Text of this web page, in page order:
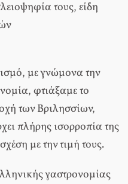
τους, είδη
με γνώμονα την
φτιάξαμε το
των Βριλησσίων,
πλήρης ισορροπία της
με την τιμή τους.
γαστρονομίας